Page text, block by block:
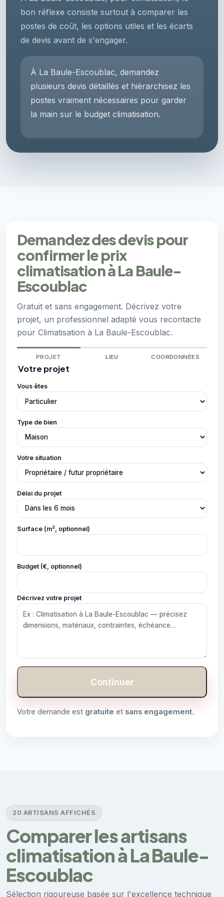
bon réflexe consiste surtout à comparer les
postes de coût, les options utiles et les écarts
de devis avant de s'engager.
À La Baule-Escoublac, demandez
plusieurs devis détaillés et hiérarchisez les
postes vraiment nécessaires pour garder
la main sur le budget climatisation.
Demandez des devis pour
confirmer le prix
climatisation à La Baule-
Escoublac
Gratuit et sans engagement. Décrivez votre
projet, un professionnel adapté vous recontacte
pour Climatisation à La Baule-Escoublac.
PROJET LIEU COORDONNÉES
Votre projet
Vous êtes
Type de bien
Votre situation
Délai du projet
Surface (m², optionnel)
Budget (€, optionnel)
Décrivez votre projet
Continuer
Votre demande est gratuite et sans engagement.
20 ARTISANS AFFICHÉS
Comparer les artisans
climatisation à La Baule-
Escoublac
Sélection rigoureuse basée sur l'excellence technique